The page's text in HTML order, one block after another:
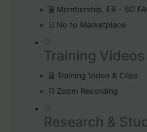
Membership, ER - SO
No to Marketplace
Training Videos
Training Video & Clips
Zoom Recording
Research &